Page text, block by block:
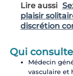
Lire aussi
plaisir
discrétion
Qui
Médecin
vasculaire et